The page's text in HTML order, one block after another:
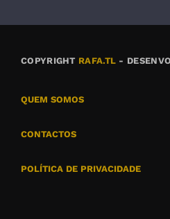
COPYRIGHT RAFA.TL -
QUEM SOMOS
CONTACTOS
POLÍTICA DE PRIVACIDADE